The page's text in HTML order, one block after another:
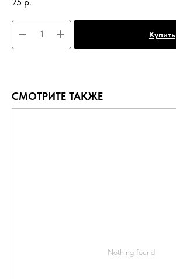
Купить
СМОТРИТЕ ТАКЖЕ
Nothing found